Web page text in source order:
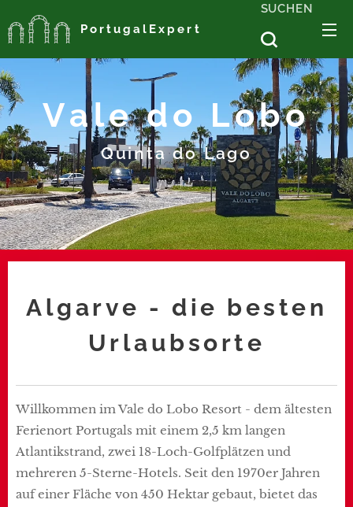
PortugalExpert
SUCHEN
Vale do Lobo
Quinta do Lago
Algarve - die besten
Urlaubsorte
Willkommen im Vale do Lobo Resort - dem ältesten
Ferienort Portugals mit einem 2,5 km langen
Atlantikstrand, zwei 18-Loch-Golfplätzen und
mehreren 5-Sterne-Hotels. Seit den 1970er Jahren
auf einer Fläche von 450 Hektar gebaut, bietet das